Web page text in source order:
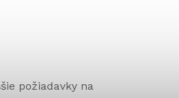
požiadavky na